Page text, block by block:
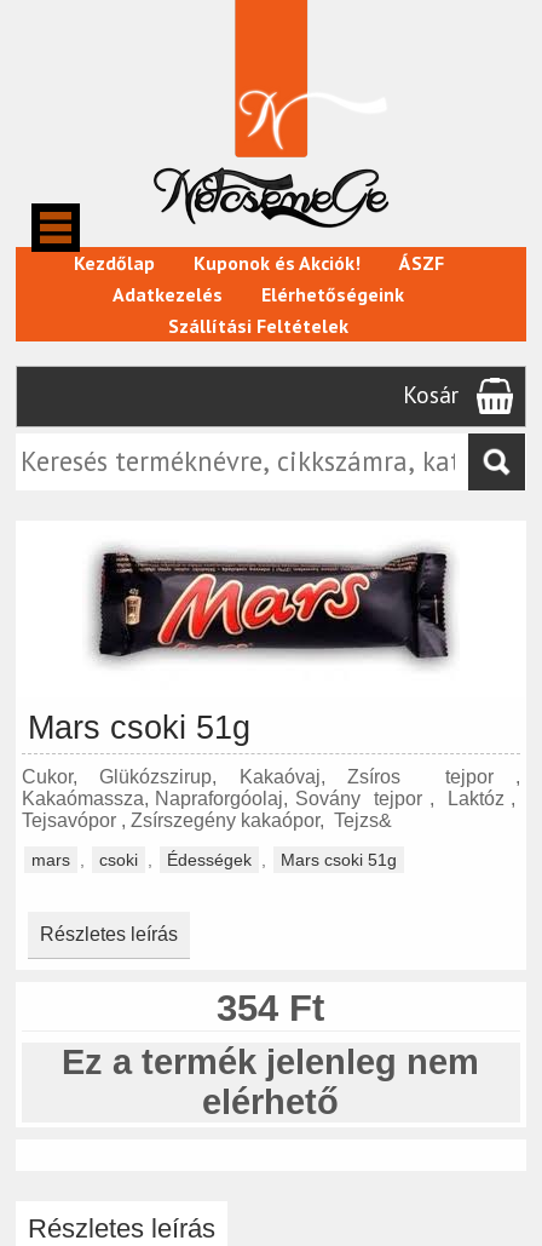
Kezdőlap Kuponok és Akciók!
ÁSZF
Adatkezelés
Elérhetőségeink
Szállítási Feltételek
Kosár
Mars csoki 51g
Cukor, Glükózszirup, Kakaóvaj, Zsíros tejpor ,
Kakaómassza, Napraforgóolaj, Sovány tejpor , Laktóz ,
Tejsavópor , Zsírszegény kakaópor, Tejzs&
mars csoki Édességek Mars csoki 51g
Részletes leírás
354 Ft
Ez a termék jelenleg nem
elérhető
Részletes leírás